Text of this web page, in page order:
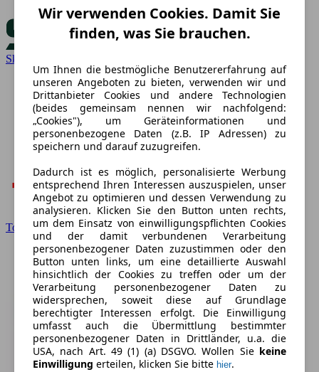
Skoda
Toyota
Wir verwenden Cookies. Damit Sie
finden, was Sie brauchen.
Um Ihnen die bestmögliche Benutzererfahrung auf
unseren Angeboten zu bieten, verwenden wir und
Drittanbieter Cookies und andere Technologien
(beides gemeinsam nennen wir nachfolgend:
„Cookies"), um Geräteinformationen und
personenbezogene Daten (z.B. IP Adressen) zu
speichern und darauf zuzugreifen.
Dadurch ist es möglich, personalisierte Werbung
entsprechend Ihren Interessen auszuspielen, unser
Angebot zu optimieren und dessen Verwendung zu
analysieren. Klicken Sie den Button unten rechts,
um dem Einsatz von einwilligungspflichten Cookies
und der damit verbundenen Verarbeitung
personenbezogener Daten zuzustimmen oder den
Button unten links, um eine detaillierte Auswahl
hinsichtlich der Cookies zu treffen oder um der
Verarbeitung personenbezogener Daten zu
widersprechen, soweit diese auf Grundlage
berechtigter Interessen erfolgt. Die Einwilligung
umfasst auch die Übermittlung bestimmter
personenbezogener Daten in Drittländer, u.a. die
USA, nach Art. 49 (1) (a) DSGVO. Wollen Sie keine
Einwilligung erteilen, klicken Sie bitte hier.